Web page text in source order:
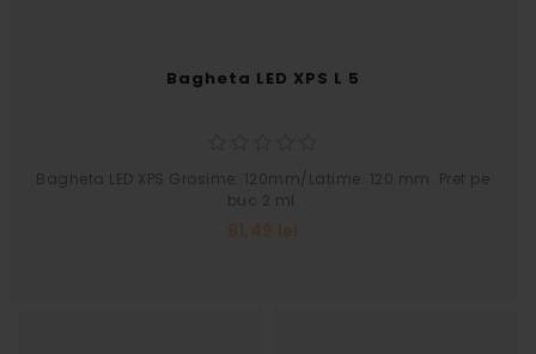
Bagheta LED XPS L 5
Bagheta LED XPS Grosime: 120mm/Latime: 120 mm. Pret pe
buc 2 ml.
81,49 lei